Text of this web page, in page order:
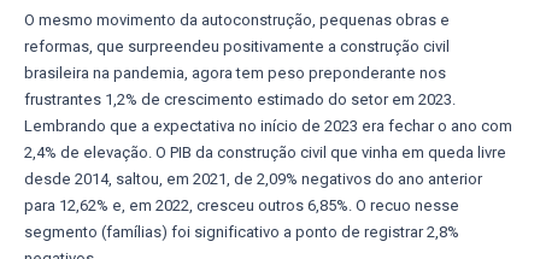
O mesmo movimento da autoconstrução, pequenas obras e
reformas, que surpreendeu positivamente a construção civil
brasileira na pandemia, agora tem peso preponderante nos
frustrantes 1,2% de crescimento estimado do setor em 2023.
Lembrando que a expectativa no início de 2023 era fechar o ano com
2,4% de elevação. O PIB da construção civil que vinha em queda livre
desde 2014, saltou, em 2021, de 2,09% negativos do ano anterior
para 12,62% e, em 2022, cresceu outros 6,85%. O recuo nesse
segmento (famílias) foi significativo a ponto de registrar 2,8%